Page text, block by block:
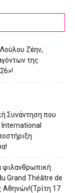
Ζέην,
της
Συνάντηση που
φιλανθρωπική
Grand Théâtre de
Αθηνών!(Τρίτη 17